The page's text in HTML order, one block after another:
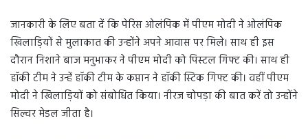
जानकारी के लिए बता दें कि पेरिस ओलंपिक में पीएम मोदी ने ओलंपिक
खिलाड़ियों से मुलाकात की उन्होंने अपने आवास पर मिले। साथ ही इस
दौरान निशाने बाज मनुभाकर ने पीएम मोदी को पिस्टल गिफ्ट की। साथ ही
हॉकी टीम ने उन्हें हॉकी टीम के कप्तान ने हॉकी स्टिक गिफ्ट की। वहीं पीएम
मोदी ने खिलाड़ियों को संबोधित किया। नीरज चोपड़ा की बात करें तो उन्होंने
सिल्वर मेडल जीता है।